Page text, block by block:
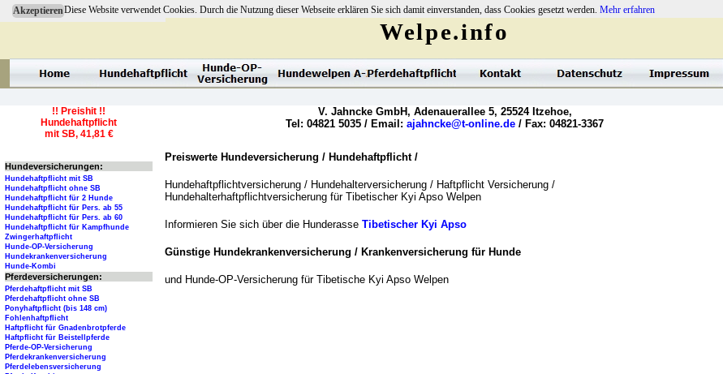
AkzeptierenDiese Website verwendet Cookies. Durch die Nutzung dieser Webseite erklären Sie sich damit einverstanden, dass Cookies gesetzt werden. Mehr erfahren
Preiswerte Hundeversicherung / Hundehaftpflicht /
Hundehaftpflichtversicherung / Hundehalterversicherung / Haftpflicht Versicherung /
Hundehalterhaftpflichtversicherung für Tibetischer Kyi Apso Welpen
Informieren Sie sich über die Hunderasse Tibetischer Kyi Apso
Günstige Hundekrankenversicherung / Krankenversicherung für Hunde
und Hunde-OP-Versicherung für Tibetische Kyi Apso Welpen
Welpe.info
V. Jahncke GmbH, Adenauerallee 5, 25524 Itzehoe,
Tel: 04821 5035 / Email: ajahncke@t-online.de / Fax: 04821-3367
!! Preishit !!
Hundehaftpflicht
mit SB, 41,81 €
Hundeversicherungen:
Hundehaftpflicht mit SB
Hundehaftpflicht ohne SB
Hundehaftpflicht für 2 Hunde
Hundehaftpflicht für Pers. ab 55
Hundehaftpflicht für Pers. ab 60
Hundehaftpflicht für Kampfhunde
Zwingerhaftpflicht
Hunde-OP-Versicherung
Hundekrankenversicherung
Hunde-Kombi
Pferdeversicherungen:
Pferdehaftpflicht mit SB
Pferdehaftpflicht ohne SB
Ponyhaftpflicht (bis 148 cm)
Fohlenhaftpflicht
Haftpflicht für Gnadenbrotpferde
Haftpflicht für Beistellpferde
Pferde-OP-Versicherung
Pferdekrankenversicherung
Pferdelebensversicherung